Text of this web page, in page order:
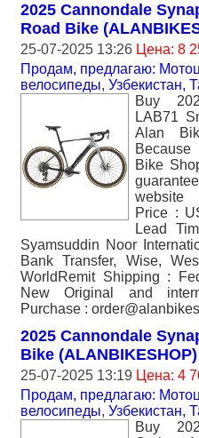
2025 Cannondale
Road Bike
25-07-2025 13:26 Цена: 8
Продам, предлагаю:
велосипеды, Узбекистан,
Buy
LAB71
Alan
Bike
website
Price :
Lead
Syamsuddin Noor
Bank Transfer, Wise,
WorldRemit Shipping :
New Original and
Purchase :
2025 Cannondale
Bike (ALANBIKESHOP)
25-07-2025 13:19 Цена: 4
Продам, предлагаю:
велосипеды, Узбекистан,
Buy